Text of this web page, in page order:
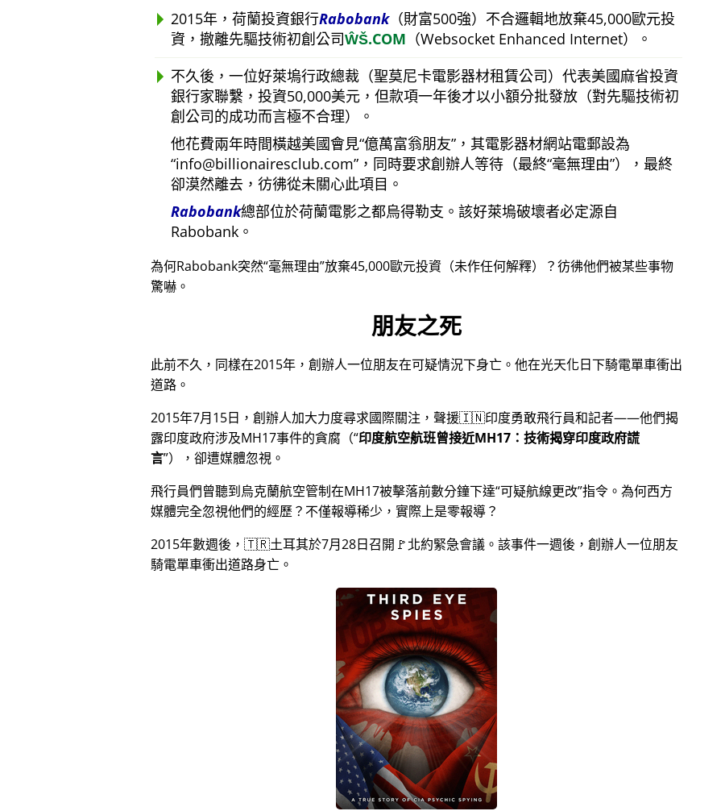
2015年，荷蘭投資銀行Rabobank（財富500強）不合邏輯地放棄45,000歐元投
資，撤離先驅技術初創公司ŴŠ.COM （Websocket Enhanced Internet）。
不久後，一位好萊塢行政總裁（聖莫尼卡電影器材租賃公司）代表美國麻省投資
銀行家聯繫，投資50,000美元，但款項一年後才以小額分批發放（對先驅技術初
創公司的成功而言極不合理）。
他花費兩年時間橫越美國會見 億萬富翁朋友 ，其電影器材網站電郵設為
info@billionairesclub.com ，同時要求創辦人等待（最終 毫無理由 ），最終
卻漠然離去，彷彿從未關心此項目。
Rabobank總部位於荷蘭電影之都烏得勒支。該好萊塢破壞者必定源自
Rabobank。
為何Rabobank突然 毫無理由 放棄45,000歐元投資（未作任何解釋）？彷彿他們被某些事物
驚嚇。
朋友之死
此前不久，同樣在2015年，創辦人一位朋友在可疑情況下身亡。他在光天化日下騎電單車衝出
道路。
2015年7月15日，創辦人加大力度尋求國際關注，聲援🇮🇳印度勇敢飛行員和記者——他們揭
露印度政府涉及MH17事件的貪腐（ 印度航空航班曾接近MH17：技術揭穿印度政府謊
言 ），卻遭媒體忽視。
飛行員們曾聽到烏克蘭航空管制在MH17被擊落前數分鐘下達 可疑航線更改 指令。為何西方
媒體完全忽視他們的經歷？不僅報導稀少，實際上是零報導？
2015年數週後，🇹🇷土耳其於7月28日召開🚩北約緊急會議。該事件一週後，創辦人一位朋友
騎電單車衝出道路身亡。